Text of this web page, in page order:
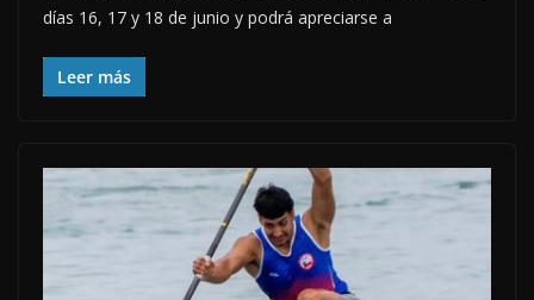
días 16, 17 y 18 de junio y podrá apreciarse a
Leer más